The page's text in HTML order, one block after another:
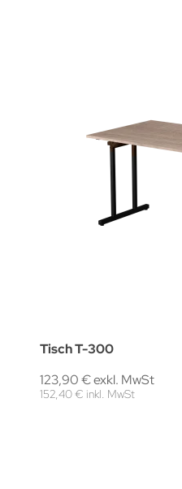
Tisch T-300
123,90 € exkl. MwSt
152,40 € inkl. MwSt